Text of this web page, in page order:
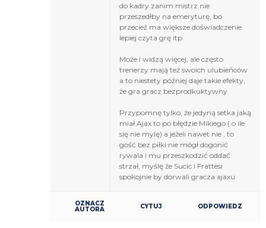
do kadry zanim mistrz nie
przeszedłby na emeryturę, bo
przecież ma większe doświadczenie
lepiej czyta grę itp
Może i widzą więcej, ale często
trenerzy mają też swoich ulubieńców
a to niestety później daje takie efekty,
że gra gracz bezprodkuktywny
Przypomnę tylko, że jedyną setka jaką
miał Ajax to po błędzie Mikiego ( o ile
się nie mylę) a jeżeli nawet nie , to
gość bez piłki nie mógł dogonić
rywala i mu przeszkodzić oddać
strzał, myślę że Sucic i Frattesi
spokojnie by dorwali gracza ajaxu
OZNACZ
AUTORA CYTUJ ODPOWIEDZ